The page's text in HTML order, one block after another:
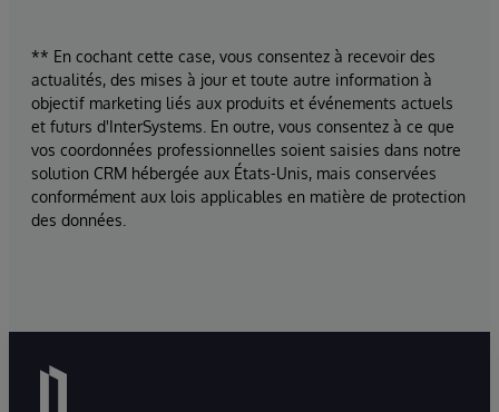
** En cochant cette case, vous consentez à recevoir des
actualités, des mises à jour et toute autre information à
objectif marketing liés aux produits et événements actuels
et futurs d'InterSystems. En outre, vous consentez à ce que
vos coordonnées professionnelles soient saisies dans notre
solution CRM hébergée aux États-Unis, mais conservées
conformément aux lois applicables en matière de protection
des données.